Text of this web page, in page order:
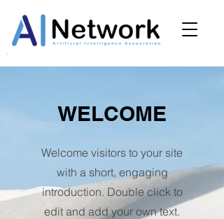
WELCOME
Welcome visitors to your site
with a short, engaging
introduction. Double click to
edit and add your own text.